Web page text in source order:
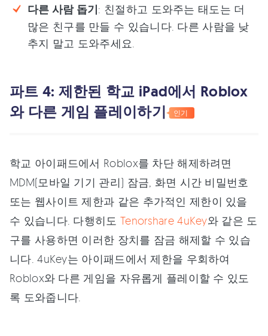
다른 사람 돕기: 친절하고 도와주는 태도는 더
많은 친구를 만들 수 있습니다. 다른 사람을 낮
추지 말고 도와주세요.
파트 4: 제한된 학교 iPad에서 Roblox
와 다른 게임 플레이하기
인기
학교 아이패드에서 Roblox를 차단 해제하려면
MDM(모바일 기기 관리) 잠금, 화면 시간 비밀번호
또는 웹사이트 제한과 같은 추가적인 제한이 있을
수 있습니다. 다행히도 Tenorshare 4uKey와 같은 도
구를 사용하면 이러한 장치를 잠금 해제할 수 있습
니다. 4uKey는 아이패드에서 제한을 우회하여
Roblox와 다른 게임을 자유롭게 플레이할 수 있도
록 도와줍니다.